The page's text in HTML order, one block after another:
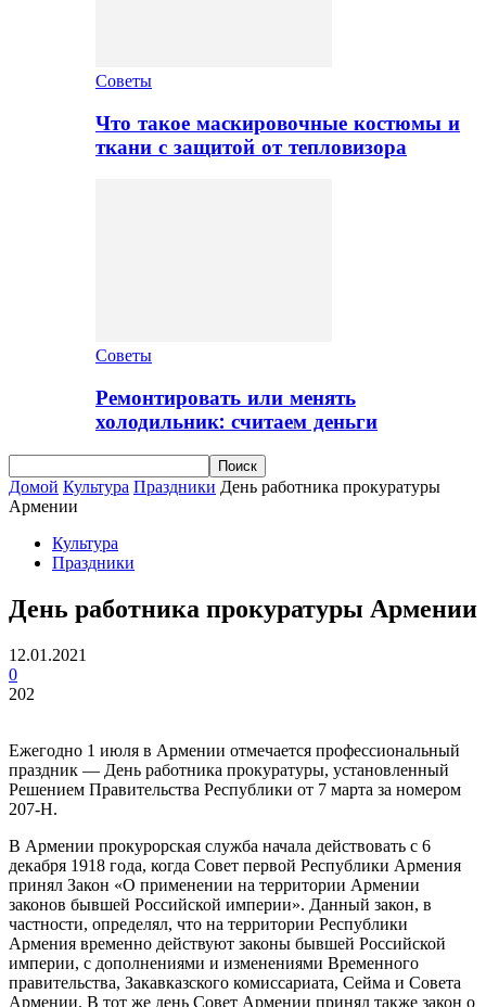
Советы
Что такое маскировочные костюмы и
ткани с защитой от тепловизора
Советы
Ремонтировать или менять
холодильник: считаем деньги
Домой Культура Праздники День работника прокуратуры
Армении
Культура
Праздники
День работника прокуратуры Армении
12.01.2021
0
202
Ежегодно 1 июля в Армении отмечается профессиональный
праздник — День работника прокуратуры, установленный
Решением Правительства Республики от 7 марта за номером
207-Н.
В Армении прокурорская служба начала действовать с 6
декабря 1918 года, когда Совет первой Республики Армения
принял Закон «О применении на территории Армении
законов бывшей Российской империи». Данный закон, в
частности, определял, что на территории Республики
Армения временно действуют законы бывшей Российской
империи, с дополнениями и изменениями Временного
правительства, Закавказского комиссариата, Сейма и Совета
Армении. В тот же день Совет Армении принял также закон о